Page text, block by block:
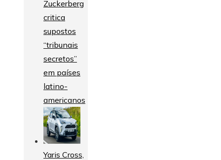
Zuckerberg
critica
supostos
“tribunais
secretos”
em países
latino-
americanos
Yaris Cross,